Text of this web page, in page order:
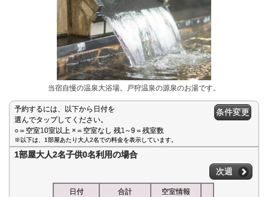
当宿自慢の温泉大浴場。戸狩温泉の源泉のお湯です。
予約するには、以下から日付を
選んでタップしてください。
○＝空室10室以上 ×＝空室なし 残1∼9＝残室数
条件変更
※以下は、1部屋あたり大人2名での料金を表示しています。
1部屋大人2名子供0名利用の場合
次週
日付 合計 空室情報